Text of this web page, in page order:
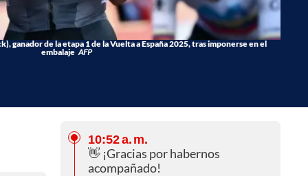
ganador de la etapa 1 de la Vuelta a España 2025, tras imponerse en el
embalaje AFP
10:52 a. m.
👋 ¡Gracias por habernos
acompañado!